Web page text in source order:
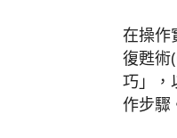
在操作
復甦術
巧」，
作步驟